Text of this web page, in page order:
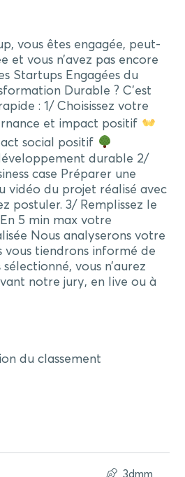
vous êtes engagée, peut-
et vous n’avez pas encore
Startups Engagées du
Durable ? C'est
: 1/ Choisissez votre
et impact positif
social positif
durable 2/
case Préparer une
vidéo du projet réalisé avec
postuler. 3/ Remplissez le
5 min max votre
Nous analyserons votre
vous tiendrons informé de
sélectionné, vous n’aurez
notre jury, en live ou à
du classement
3dmm